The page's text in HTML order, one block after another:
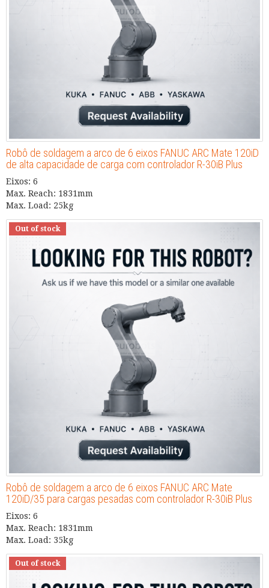
Robô de soldagem a arco de 6 eixos FANUC ARC Mate 120iD
de alta capacidade de carga com controlador R-30iB Plus
Eixos: 6
Max. Reach: 1831mm
Max. Load: 25kg
Out of stock
Robô de soldagem a arco de 6 eixos FANUC ARC Mate
120iD/35 para cargas pesadas com controlador R-30iB Plus
Eixos: 6
Max. Reach: 1831mm
Max. Load: 35kg
Out of stock